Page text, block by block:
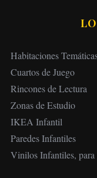
Habitaciones
Cuartos de Juego
Rincones de Lectura
Zonas de Estudio
IKEA Infantil
Paredes Infantiles
Vinilos Infantiles, para